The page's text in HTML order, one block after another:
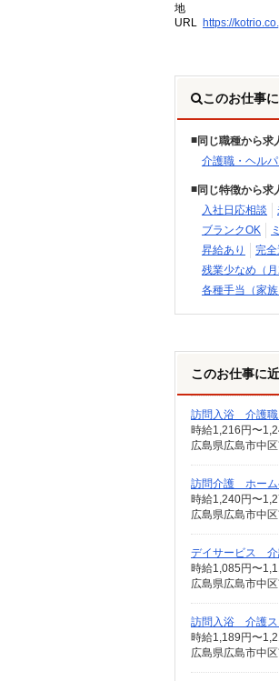
地
URL https://
このお仕事
同じ職種から求
介護職・ヘル
同じ特徴から求
入社日応相談
ブランクOK
昇給あり
完全
残業少なめ（月
各種手当（家
このお仕事に
訪問入浴 介護
時給1,216円〜
広島県広島市中
訪問介護 ホーム
広島県広島市中
デイサービス 介
時給1,085円〜
広島県広島市中
訪問入浴 介護
時給1,189円〜
広島県広島市中